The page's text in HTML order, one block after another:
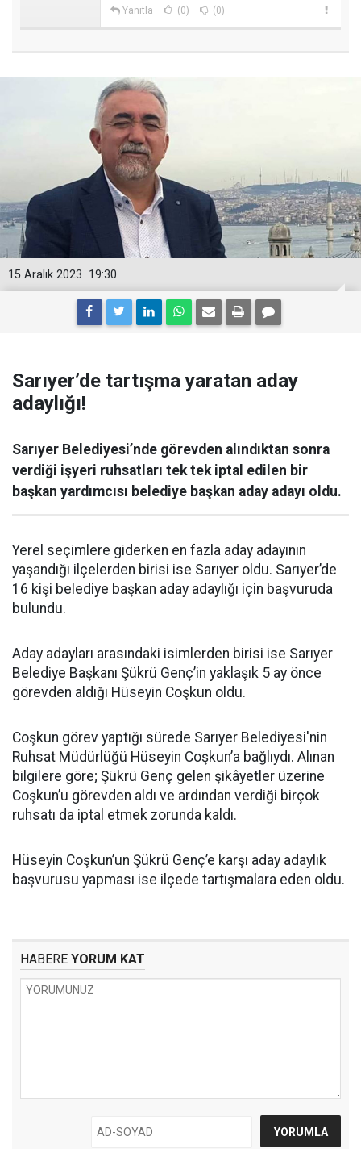
Yanıtla (0) (0)
19:30
15 Aralık 2023
Sarıyer’de tartışma yaratan aday
adaylığı!
Sarıyer Belediyesi’nde görevden alındıktan sonra
verdiği işyeri ruhsatları tek tek iptal edilen bir
başkan yardımcısı belediye başkan aday adayı oldu.
Yerel seçimlere giderken en fazla aday adayının
yaşandığı ilçelerden birisi ise Sarıyer oldu. Sarıyer’de
16 kişi belediye başkan aday adaylığı için başvuruda
bulundu.
Aday adayları arasındaki isimlerden birisi ise Sarıyer
Belediye Başkanı Şükrü Genç’in yaklaşık 5 ay önce
görevden aldığı Hüseyin Coşkun oldu.
Coşkun görev yaptığı sürede Sarıyer Belediyesi'nin
Ruhsat Müdürlüğü Hüseyin Coşkun’a bağlıydı. Alınan
bilgilere göre; Şükrü Genç gelen şikâyetler üzerine
Coşkun’u görevden aldı ve ardından verdiği birçok
ruhsatı da iptal etmek zorunda kaldı.
Hüseyin Coşkun’un Şükrü Genç’e karşı aday adaylık
başvurusu yapması ise ilçede tartışmalara eden oldu.
HABERE YORUM KAT